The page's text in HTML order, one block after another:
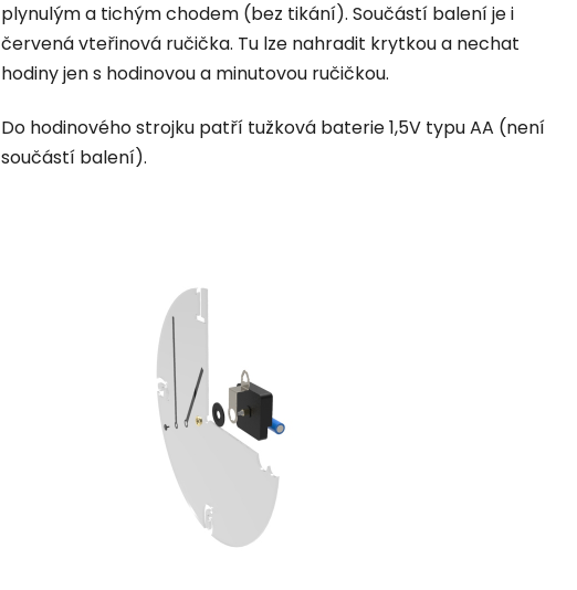
plynulým a tichým chodem (bez tikání). Součástí balení je i
červená vteřinová ručička. Tu lze nahradit krytkou a nechat
hodiny jen s hodinovou a minutovou ručičkou.
Do hodinového strojku patří tužková baterie 1,5V typu AA (není
součástí balení).